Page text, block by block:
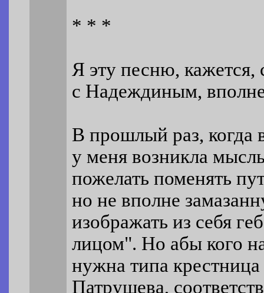
* * *
Я эту песню, кажется,
с Надеждиным,
В прошлый раз, когда
у меня возникла
пожелать поменять
но не вполне
изображать из себя
лицом". Но абы кого
нужна типа
Патрушева,